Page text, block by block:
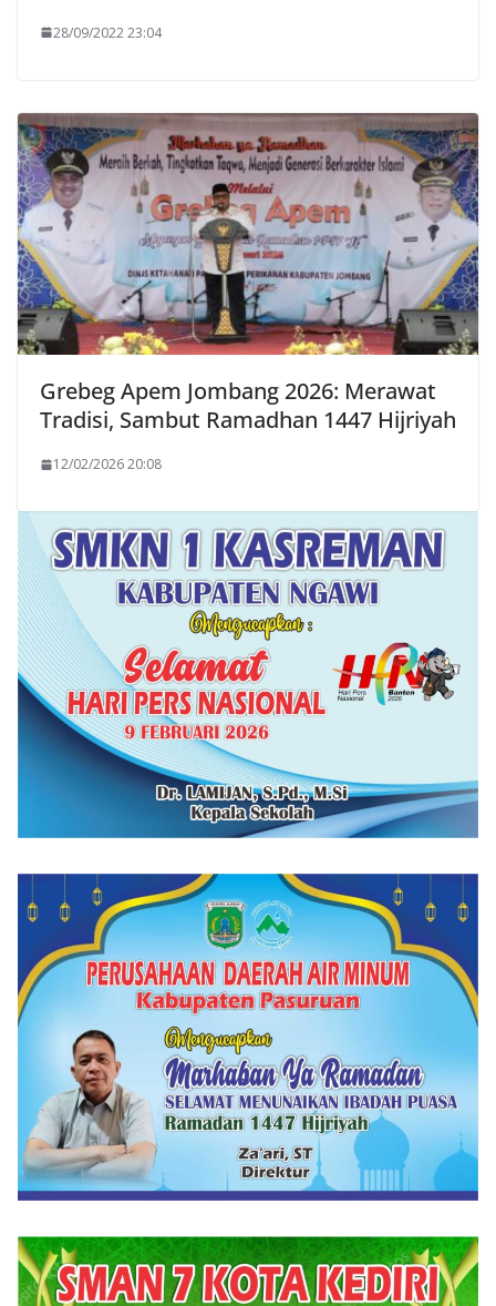
28/09/2022 23:04
Grebeg Apem Jombang 2026: Merawat
Tradisi, Sambut Ramadhan 1447 Hijriyah
12/02/2026 20:08